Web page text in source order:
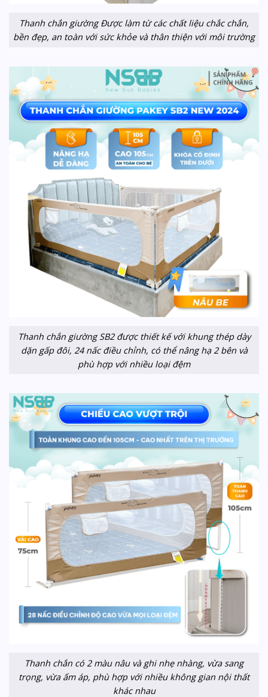
Thanh chắn giường Được làm từ các chất liệu chắc chắn,
bền đẹp, an toàn với sức khỏe và thân thiện với môi trường
Thanh chắn giường SB2 được thiết kế với khung thép dày
dặn gấp đôi, 24 nấc điều chỉnh, có thể nâng hạ 2 bên và
phù hợp với nhiều loại đệm
Thanh chắn có 2 màu nâu và ghi nhẹ nhàng, vừa sang
trọng, vừa ấm áp, phù hợp với nhiều không gian nội thất
khác nhau